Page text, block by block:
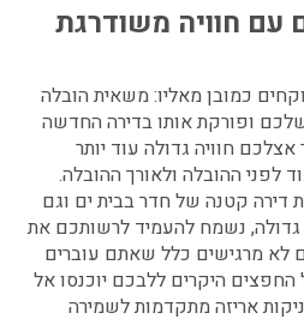
עם חוויה משודרגת
כמובן מאליו: משאית הובלה
ופורקת אותו בדירה החדשה
חוויה גדולה עוד יותר
ההובלה ולאורך ההובלה.
קטנה של חדר בבית ים וגם
נשמח להעמיד לרשותכם את
לא מרגישים כלל שאתם עוברים
היקרים ללבכם יוכנסו אל
אריזה מתקדמות לשמירה